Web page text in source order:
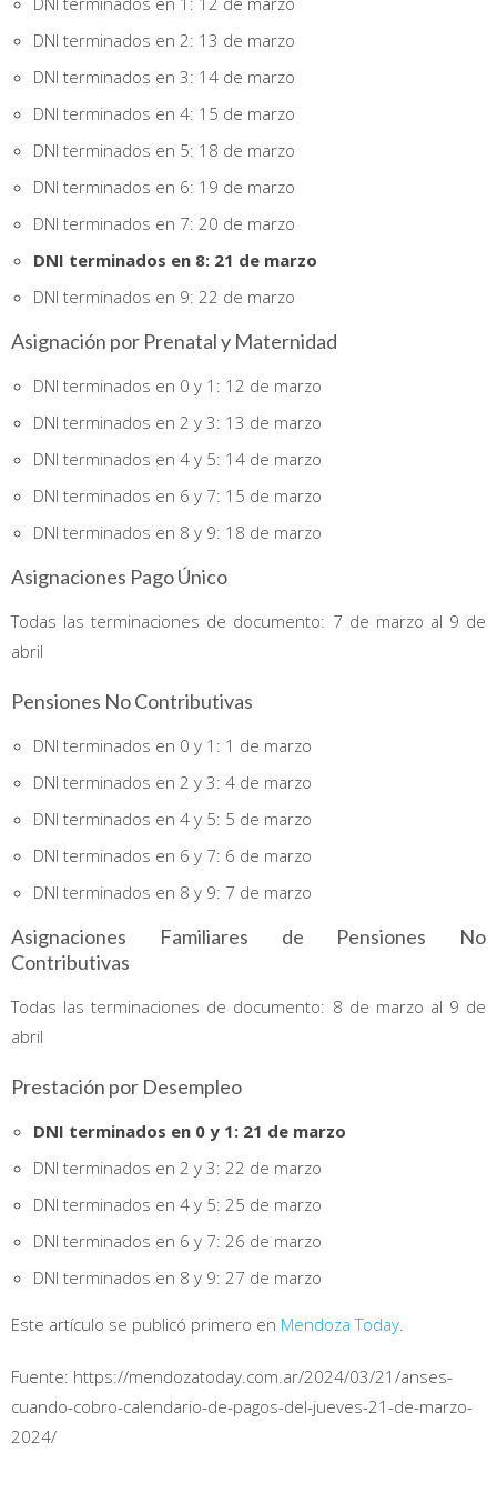
DNI terminados en 2: 13 de marzo
DNI terminados en 3: 14 de marzo
DNI terminados en 4: 15 de marzo
DNI terminados en 5: 18 de marzo
DNI terminados en 6: 19 de marzo
DNI terminados en 7: 20 de marzo
DNI terminados en 8: 21 de marzo
DNI terminados en 9: 22 de marzo
Asignación por Prenatal y Maternidad
DNI terminados en 0 y 1: 12 de marzo
DNI terminados en 2 y 3: 13 de marzo
DNI terminados en 4 y 5: 14 de marzo
DNI terminados en 6 y 7: 15 de marzo
DNI terminados en 8 y 9: 18 de marzo
Asignaciones Pago Único
Todas las terminaciones de documento: 7 de marzo al 9 de
abril
Pensiones No Contributivas
DNI terminados en 0 y 1: 1 de marzo
DNI terminados en 2 y 3: 4 de marzo
DNI terminados en 4 y 5: 5 de marzo
DNI terminados en 6 y 7: 6 de marzo
DNI terminados en 8 y 9: 7 de marzo
Asignaciones Familiares de Pensiones No
Contributivas
Todas las terminaciones de documento: 8 de marzo al 9 de
abril
Prestación por Desempleo
DNI terminados en 0 y 1: 21 de marzo
DNI terminados en 2 y 3: 22 de marzo
DNI terminados en 4 y 5: 25 de marzo
DNI terminados en 6 y 7: 26 de marzo
DNI terminados en 8 y 9: 27 de marzo
Este artículo se publicó primero en Mendoza Today
Fuente: https://mendozatoday.com.ar/2024/03/21/anses-
cuando-cobro-calendario-de-pagos-del-jueves-21-de-marzo-
2024/